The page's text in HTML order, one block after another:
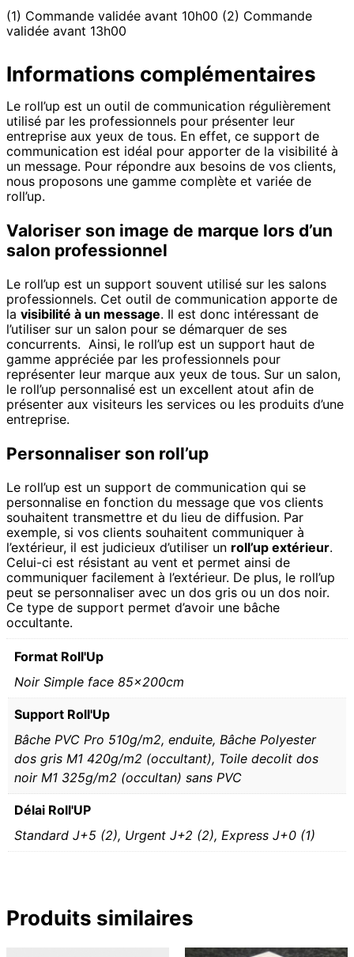
(1) Commande validée avant 10h00 (2) Commande
validée avant 13h00
Informations complémentaires
Le roll’up est un outil de communication régulièrement
utilisé par les professionnels pour présenter leur
entreprise aux yeux de tous. En effet, ce support de
communication est idéal pour apporter de la visibilité à
un message. Pour répondre aux besoins de vos clients,
nous proposons une gamme complète et variée de
roll’up.
Valoriser son image de marque lors d’un
salon professionnel
Le roll’up est un support souvent utilisé sur les salons
professionnels. Cet outil de communication apporte de
la visibilité à un message. Il est donc intéressant de
l’utiliser sur un salon pour se démarquer de ses
concurrents. Ainsi, le roll’up est un support haut de
gamme appréciée par les professionnels pour
représenter leur marque aux yeux de tous. Sur un salon,
le roll’up personnalisé est un excellent atout afin de
présenter aux visiteurs les services ou les produits d’une
entreprise.
Personnaliser son roll’up
Le roll’up est un support de communication qui se
personnalise en fonction du message que vos clients
souhaitent transmettre et du lieu de diffusion. Par
exemple, si vos clients souhaitent communiquer à
l’extérieur, il est judicieux d’utiliser un roll’up extérieur.
Celui-ci est résistant au vent et permet ainsi de
communiquer facilement à l’extérieur. De plus, le roll’up
peut se personnaliser avec un dos gris ou un dos noir.
Ce type de support permet d’avoir une bâche
occultante.
Format Roll'Up
Noir Simple face 85x200cm
Support Roll'Up
Bâche PVC Pro 510g/m2, enduite, Bâche Polyester
dos gris M1 420g/m2 (occultant), Toile decolit dos
noir M1 325g/m2 (occultan) sans PVC
Délai Roll'UP
Standard J+5 (2), Urgent J+2 (2), Express J+0 (1)
Produits similaires